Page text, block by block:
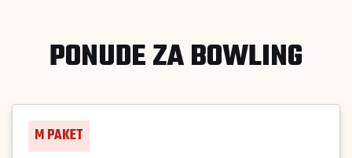
PONUDE ZA BOWLING
M PAKET